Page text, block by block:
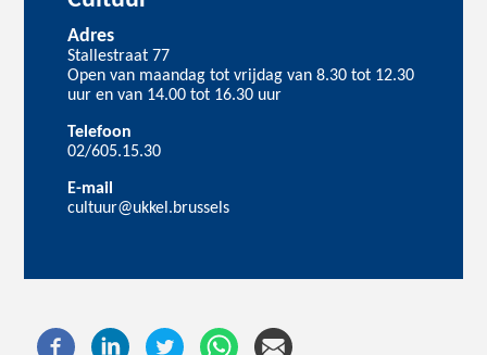
Adres
Stallestraat 77
Open van maandag tot vrijdag van 8.30 tot 12.30
uur en van 14.00 tot 16.30 uur
Telefoon
02/605.15.30
E-mail
cultuur@ukkel.brussels